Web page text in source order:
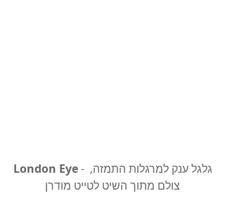
London Eye - גלגל ענק למרגלות התמזה,
צולם מתוך השיט לטייט מודרן